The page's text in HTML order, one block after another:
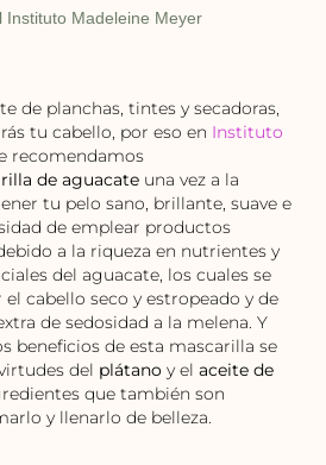
Instituto Madeleine Meyer
de planchas, tintes y secadoras,
tu cabello, por eso en Instituto
recomendamos
de aguacateuna vez a la
tu pelo sano, brillante, suave e
de emplear productos
a la riqueza en nutrientes y
del aguacate, los cuales se
cabello seco y estropeado y de
de sedosidad a la melena. Y
beneficios de esta mascarilla se
del plátanoy el aceite de
que también son
y llenarlo de belleza.